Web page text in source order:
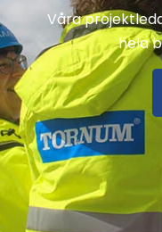
Våra
hela